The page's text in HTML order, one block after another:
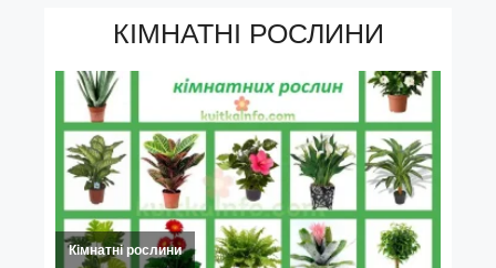
КІМНАТНІ РОСЛИНИ